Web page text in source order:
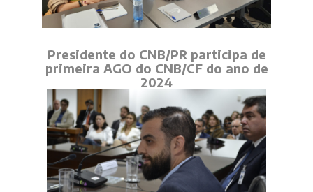
Presidente do CNB/PR participa de
primeira AGO do CNB/CF do ano de
2024